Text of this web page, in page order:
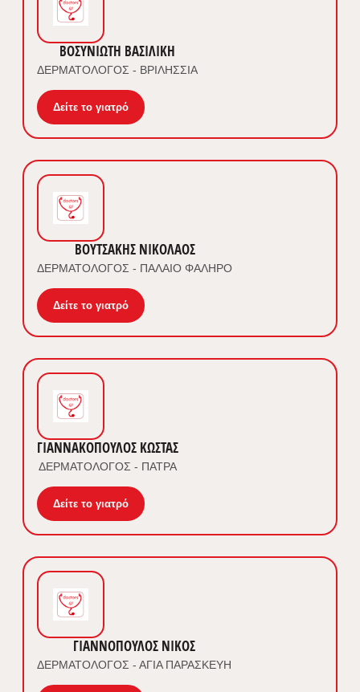
ΒΟΣΥΝΙΩΤΗ ΒΑΣΙΛΙΚΗ
ΔΕΡΜΑΤΟΛΟΓΟΣ - ΒΡΙΛΗΣΣΙΑ
Δείτε το γιατρό
ΒΟΥΤΣΑΚΗΣ ΝΙΚΟΛΑΟΣ
ΔΕΡΜΑΤΟΛΟΓΟΣ - ΠΑΛΑΙΟ ΦΑΛΗΡΟ
Δείτε το γιατρό
ΓΙΑΝΝΑΚΟΠΟΥΛΟΣ ΚΩΣΤΑΣ
ΔΕΡΜΑΤΟΛΟΓΟΣ - ΠΑΤΡΑ
Δείτε το γιατρό
ΓΙΑΝΝΟΠΟΥΛΟΣ ΝΙΚΟΣ
ΔΕΡΜΑΤΟΛΟΓΟΣ - ΑΓΙΑ ΠΑΡΑΣΚΕΥΗ